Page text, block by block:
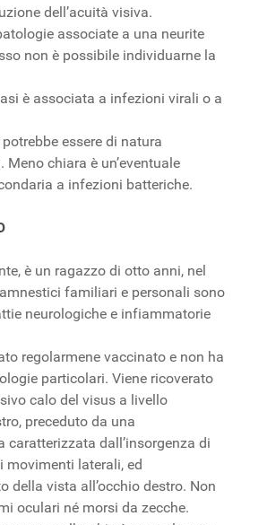
dell’acuità visiva.
associate a una neurite
non è possibile individuarne la
è associata a infezioni virali o a
essere di natura
chiara è un’eventuale
a infezioni batteriche.
è un ragazzo di otto anni, nel
familiari e personali sono
neurologiche e infiammatorie
regolarmene vaccinato e non ha
particolari. Viene ricoverato
calo del visus a livello
preceduto da una
caratterizzata dall’insorgenza di
movimenti laterali, ed
della vista all’occhio destro. Non
oculari né morsi da zecche.